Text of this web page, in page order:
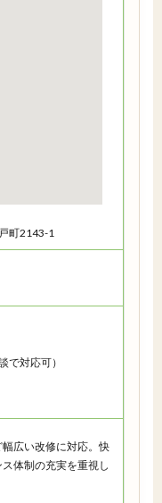
町2143-1
で対応可）
広い改修に対応。快
体制の充実を重視し